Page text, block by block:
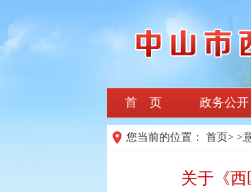
首 页 政务公开
您当前的位置： 首页> >
关于《